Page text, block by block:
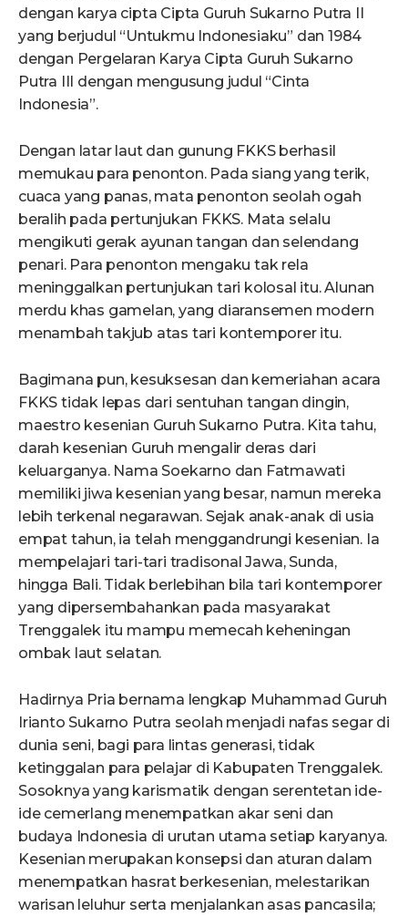
dengan karya cipta Cipta Guruh Sukarno Putra II
yang berjudul “Untukmu Indonesiaku” dan 1984
dengan Pergelaran Karya Cipta Guruh Sukarno
Putra III dengan mengusung judul “Cinta
Indonesia”.
Dengan latar laut dan gunung FKKS berhasil
memukau para penonton. Pada siang yang terik,
cuaca yang panas, mata penonton seolah ogah
beralih pada pertunjukan FKKS. Mata selalu
mengikuti gerak ayunan tangan dan selendang
penari. Para penonton mengaku tak rela
meninggalkan pertunjukan tari kolosal itu. Alunan
merdu khas gamelan, yang diaransemen modern
menambah takjub atas tari kontemporer itu.
Bagimana pun, kesuksesan dan kemeriahan acara
FKKS tidak lepas dari sentuhan tangan dingin,
maestro kesenian Guruh Sukarno Putra. Kita tahu,
darah kesenian Guruh mengalir deras dari
keluarganya. Nama Soekarno dan Fatmawati
memiliki jiwa kesenian yang besar, namun mereka
lebih terkenal negarawan. Sejak anak-anak di usia
empat tahun, ia telah menggandrungi kesenian. Ia
mempelajari tari-tari tradisonal Jawa, Sunda,
hingga Bali. Tidak berlebihan bila tari kontemporer
yang dipersembahankan pada masyarakat
Trenggalek itu mampu memecah keheningan
ombak laut selatan.
Hadirnya Pria bernama lengkap Muhammad Guruh
Irianto Sukarno Putra seolah menjadi nafas segar di
dunia seni, bagi para lintas generasi, tidak
ketinggalan para pelajar di Kabupaten Trenggalek.
Sosoknya yang karismatik dengan serentetan ide-
ide cemerlang menempatkan akar seni dan
budaya Indonesia di urutan utama setiap karyanya.
Kesenian merupakan konsepsi dan aturan dalam
menempatkan hasrat berkesenian, melestarikan
warisan leluhur serta menjalankan asas pancasila;